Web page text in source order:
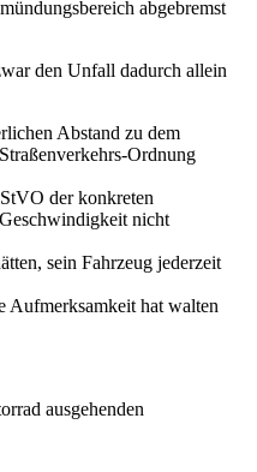
abgebremst
den Unfall dadurch allein
Abstand zu dem
Ordnung
der konkreten
nicht
sein Fahrzeug jederzeit
Aufmerksamkeit hat walten
ausgehenden